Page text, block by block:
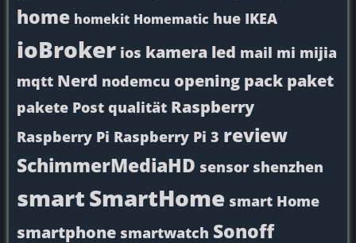
home homekit Homematic hue IKEA
ioBroker ios kamera led mail mi mijia
mqtt Nerd nodemcu opening pack paket
pakete Post qualität Raspberry
Raspberry Pi Raspberry Pi 3 review
SchimmerMediaHD sensor shenzhen
smartSmartHome smart Home
smartphone smartwatch Sonoff